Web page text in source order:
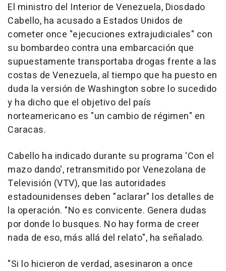
El ministro del Interior de Venezuela, Diosdado
Cabello, ha acusado a Estados Unidos de
cometer once "ejecuciones extrajudiciales" con
su bombardeo contra una embarcación que
supuestamente transportaba drogas frente a las
costas de Venezuela, al tiempo que ha puesto en
duda la versión de Washington sobre lo sucedido
y ha dicho que el objetivo del país
norteamericano es "un cambio de régimen" en
Caracas.
Cabello ha indicado durante su programa 'Con el
mazo dando', retransmitido por Venezolana de
Televisión (VTV), que las autoridades
estadounidenses deben "aclarar" los detalles de
la operación. "No es convicente. Genera dudas
por donde lo busques. No hay forma de creer
nada de eso, más allá del relato", ha señalado.
"Si lo hicieron de verdad, asesinaron a once